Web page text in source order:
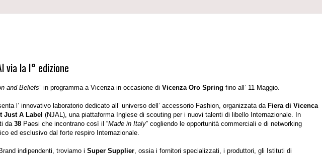
via la I° edizione
and Beliefs” in programma a Vicenza in occasione di Vicenza Oro Spring fino all’ 11 Maggio.
l’ innovativo laboratorio dedicato all’ universo dell’ accessorio Fashion, organizzata da Fiera di Vicenca
Just A Label (NJAL), una piattaforma Inglese di scouting per i nuovi talenti di libello Internazionale. In
da38 Paesi che incontrano così il “Made in Italy” cogliendo le opportunità commerciali e di networking
ed esclusivo dal forte respiro Internazionale.
indipendenti, troviamo i Super Supplier, ossia i fornitori specializzati, i produttori, gli Istituti di